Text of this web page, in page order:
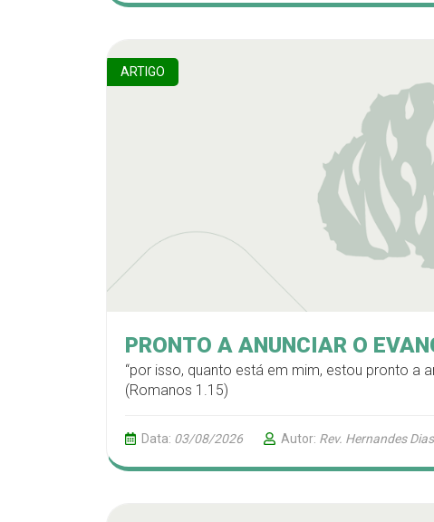
ARTIGO
PRONTO A ANUNCIAR O
“por isso, quanto está em mim, estou pronto a
(Romanos 1.15)
Data: 03/08/2026 Autor: Rev. Hernandes